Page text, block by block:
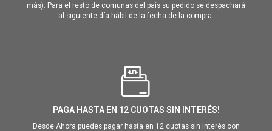
más). Para el resto de comunas del país su pedido se despachará
al siguiente día hábil de la fecha de la compra.
PAGA HASTA EN 12 CUOTAS SIN INTERÉS!
Desde Ahora puedes pagar hasta en 12 cuotas sin interés con